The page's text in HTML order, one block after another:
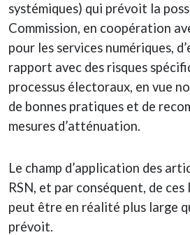
systémiques) qui prévoit la
Commission, en coopération
pour les services numériques,
rapport avec des risques
processus électoraux, en vue
de bonnes pratiques et de
mesures d’atténuation.
Le champ d’application des
RSN, et par conséquent, de
peut être en réalité plus large
prévoit.